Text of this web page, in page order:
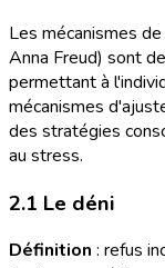
Les mécanismes
Anna Freud) sont
permettant à
mécanismes
des stratégies
au stress.
2.1 Le déni
Définition : refus